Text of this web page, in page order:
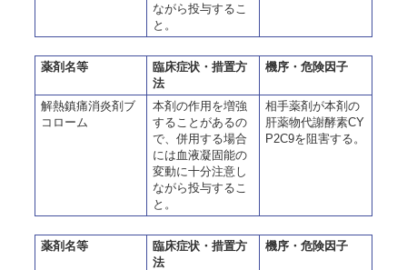
ながら投与するこ
と。
薬剤名等
臨床症状・措置方
法
機序・危険因子
解熱鎮痛消炎剤ブ
コローム
本剤の作用を増強
することがあるの
で、併用する場合
には血液凝固能の
変動に十分注意し
ながら投与するこ
と。
相手薬剤が本剤の
肝薬物代謝酵素CY
P2C9を阻害する。
薬剤名等
臨床症状・措置方
法
機序・危険因子